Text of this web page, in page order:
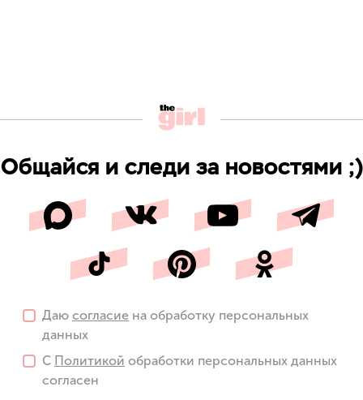
Общайся и следи за новостями ;)
Даю согласие на обработку персональных
данных
С Политикой обработки персональных данных
согласен